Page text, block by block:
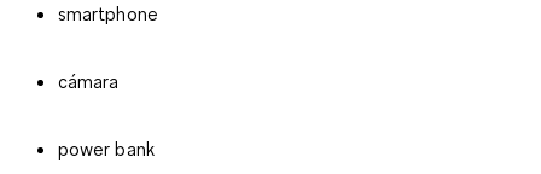
smartphone
cámara
power bank